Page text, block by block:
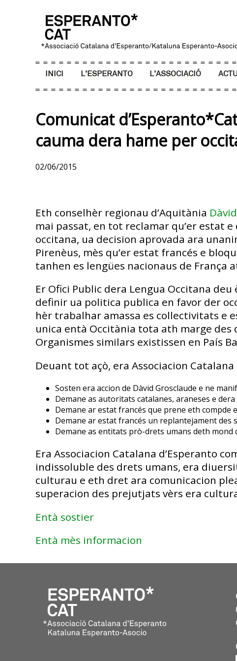
INICI L’ESPERANTO L’ASSOCIACIÓ
Comunicat
cauma dera hame per
02/06/2015
Eth conselhèr regionau d’Aquitània
mai passat, en tot reclamar qu’er estat
occitana, ua decision aprovada ara
Pirenèus, mès qu’er estat francés e
tanhen es lengües nacionaus de França
Er Ofici Public dera Lengua Occitana
definir ua politica publica en favor der
hèr trabalhar amassa es collectivitats e
unica entà Occitània tota ath marge des
Organismes similars existissen en País
Deuant tot açò, era Associacion Catalana
Sosten era accion de Dàvid Grosclaude e ne
Demane as autoritats catalanes, araneses e
Demane ar estat francés que prene eth compde
Demane ar estat francés un replantejament des
Demane as entitats prò-drets umans deth mond
Era Associacion Catalana d’Esperanto
indissoluble des drets umans, era
culturau e eth dret ara comunicacion
superacion des prejutjats vèrs era
Entà sostier
Entà mès informacion